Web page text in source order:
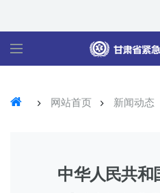
网站首页 新闻动态
中华人民共和